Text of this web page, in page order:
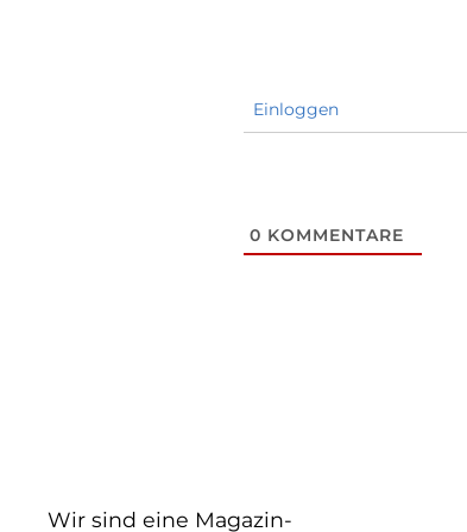
Einloggen
0 KOMMENTARE
Wir sind eine Magazin-